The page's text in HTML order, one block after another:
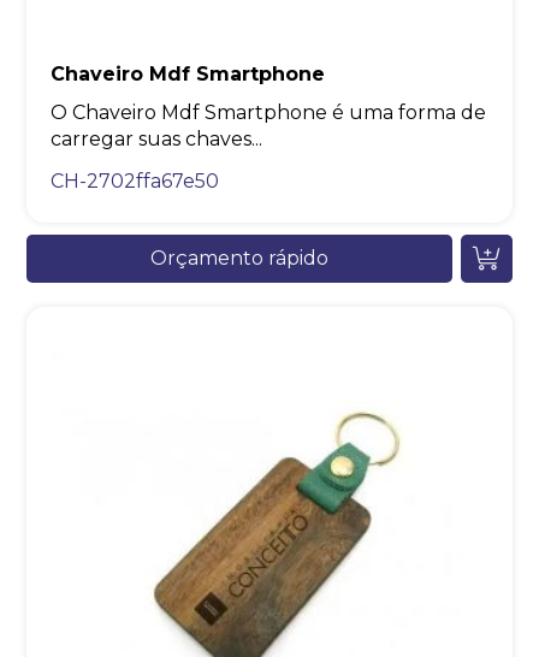
Chaveiro Mdf Smartphone
O Chaveiro Mdf Smartphone é uma forma de
carregar suas chaves...
CH-2702ffa67e50
Orçamento rápido